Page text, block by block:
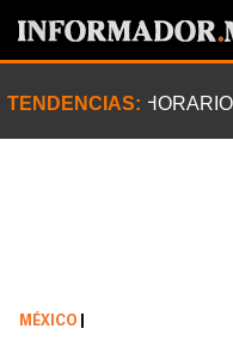
TENDENCIAS:
MÉXICO